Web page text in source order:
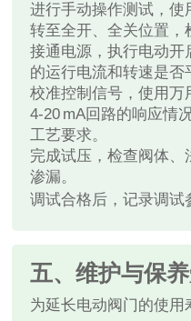
进行手动操作测试，
转至全开、全关位置，
接通电源，执行电动开
的运行电流和转速是否
校准控制信号，使用万
4‑20 mA回路的响应情
工艺要求。
完成试压，检查阀体
渗漏。
调试合格后，记录调试
五、维护与保
为延长电动阀门的使